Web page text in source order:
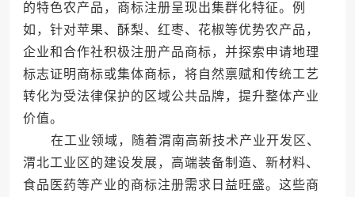
的特色农产品，商标注册呈现出集群化特征。例
如，针对苹果、酥梨、红枣、花椒等优势农产品，
企业和合作社积极注册产品商标，并探索申请地理
标志证明商标或集体商标，将自然禀赋和传统工艺
转化为受法律保护的区域公共品牌，提升整体产业
价值。
在工业领域，随着渭南高新技术产业开发区、
渭北工业区的建设发展，高端装备制造、新材料、
食品医药等产业的商标注册需求日益旺盛。这些商